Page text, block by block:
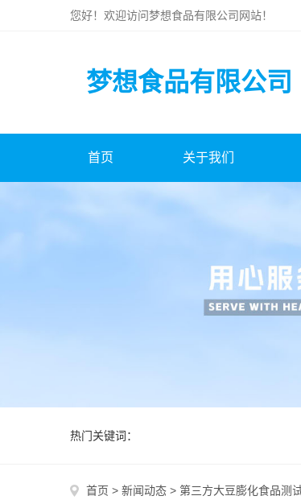
您好！欢迎访问梦想食品有限公司 网站！
梦想食品有限公司
首页 关于我们
热门关键词：
首页 > 新闻动态 > 第三方大豆膨化食品测